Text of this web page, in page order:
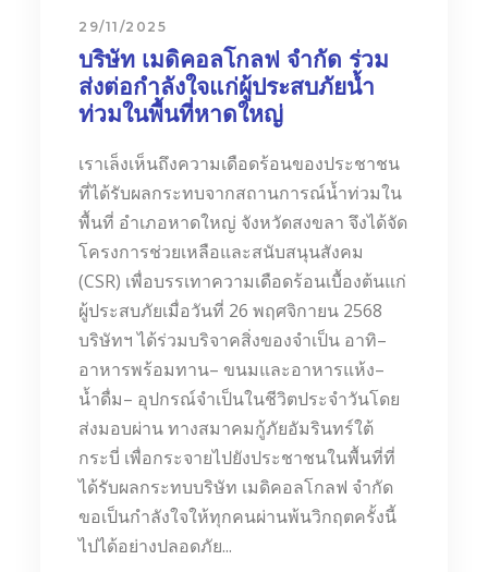
29/11/2025
บริษัท เมดิคอลโกลฟ จำกัด ร่วม
ส่งต่อกำลังใจแก่ผู้ประสบภัยน้ำ
ท่วมในพื้นที่หาดใหญ่
เราเล็งเห็นถึงความเดือดร้อนของประชาชน
ที่ได้รับผลกระทบจากสถานการณ์น้ำท่วมใน
พื้นที่ อำเภอหาดใหญ่ จังหวัดสงขลา จึงได้จัด
โครงการช่วยเหลือและสนับสนุนสังคม
(CSR) เพื่อบรรเทาความเดือดร้อนเบื้องต้นแก่
ผู้ประสบภัยเมื่อวันที่ 26 พฤศจิกายน 2568
บริษัทฯ ได้ร่วมบริจาคสิ่งของจำเป็น อาทิ–
อาหารพร้อมทาน– ขนมและอาหารแห้ง–
น้ำดื่ม– อุปกรณ์จำเป็นในชีวิตประจำวันโดย
ส่งมอบผ่าน ทางสมาคมกู้ภัยอัมรินทร์ใต้
กระบี่ เพื่อกระจายไปยังประชาชนในพื้นที่ที่
ได้รับผลกระทบบริษัท เมดิคอลโกลฟ จำกัด
ขอเป็นกำลังใจให้ทุกคนผ่านพ้นวิกฤตครั้งนี้
ไปได้อย่างปลอดภัย...